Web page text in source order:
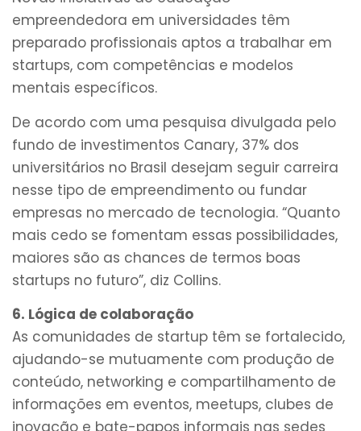
empreendedora em universidades têm
preparado profissionais aptos a trabalhar em
startups, com competências e modelos
mentais específicos.
De acordo com uma pesquisa divulgada pelo
fundo de investimentos Canary, 37% dos
universitários no Brasil desejam seguir carreira
nesse tipo de empreendimento ou fundar
empresas no mercado de tecnologia. “Quanto
mais cedo se fomentam essas possibilidades,
maiores são as chances de termos boas
startups no futuro”, diz Collins.
6. Lógica de colaboração
As comunidades de startup têm se fortalecido,
ajudando-se mutuamente com produção de
conteúdo, networking e compartilhamento de
informações em eventos, meetups, clubes de